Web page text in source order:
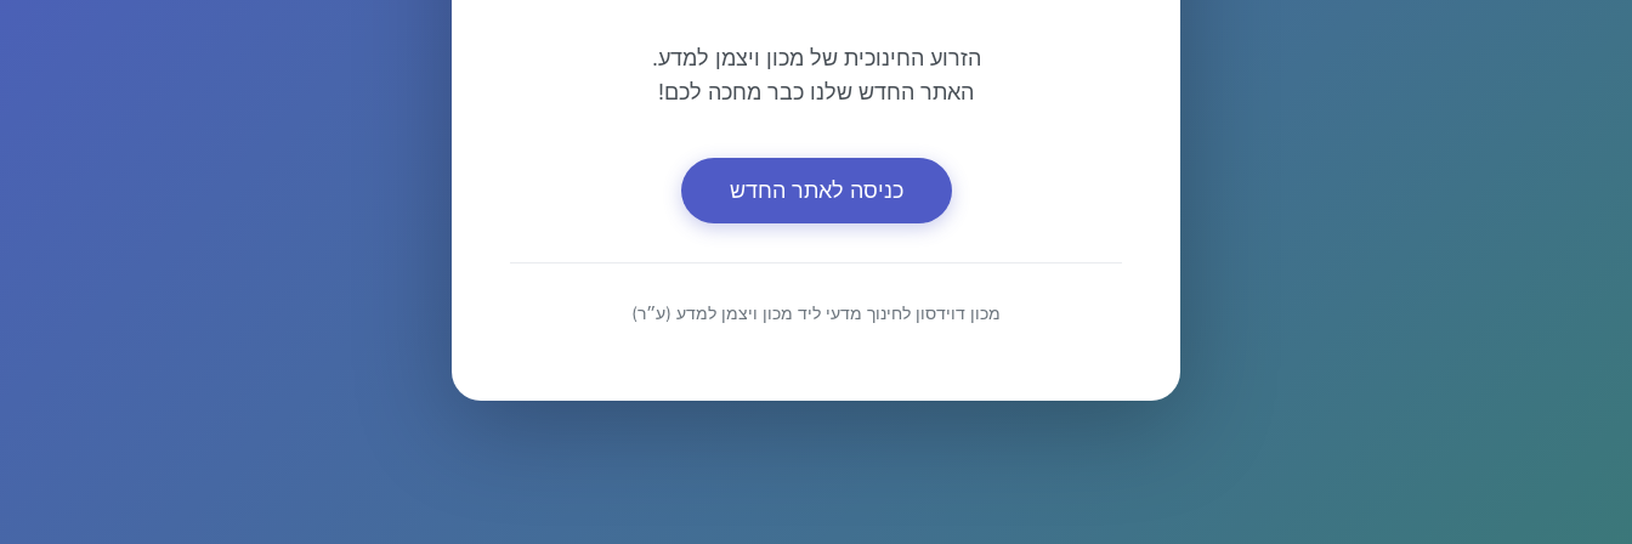
הזרוע החינוכית של מכון ויצמן למדע.
האתר החדש שלנו כבר מחכה לכם!
כניסה לאתר החדש
מכון דוידסון לחינוך מדעי ליד מכון ויצמן למדע (ע״ר)